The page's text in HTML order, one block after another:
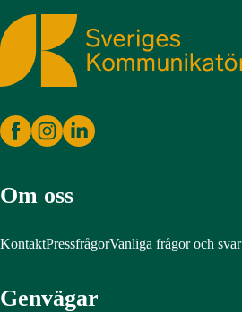
Sveriges Kommunikatörer
Om oss
KontaktPressfrågorVanliga frågor och svar
Genvägar